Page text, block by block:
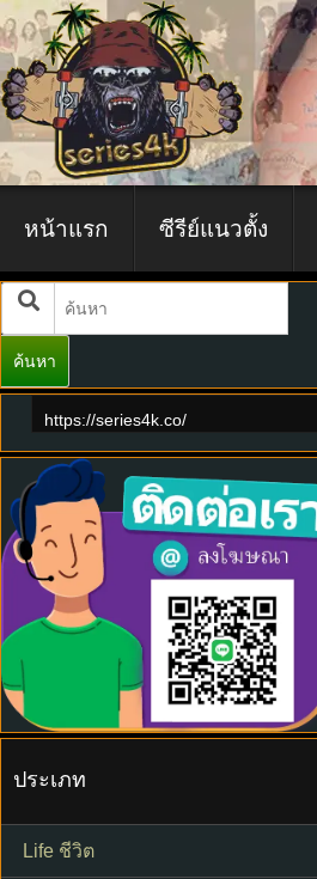
หน้าแรก ซีรีย์แนวตั้ง
ค้นหา
https://series4k.co/
ประเภท
Life ชีวิต